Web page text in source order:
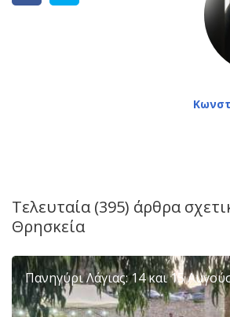
Τελευταία (395) άρθρα
Θρησκεία
Πανηγύρι Λάγιας: 14 και 15